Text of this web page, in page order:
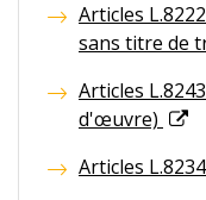
Articles
sans titre de
Articles
d'œuvre)
Articles